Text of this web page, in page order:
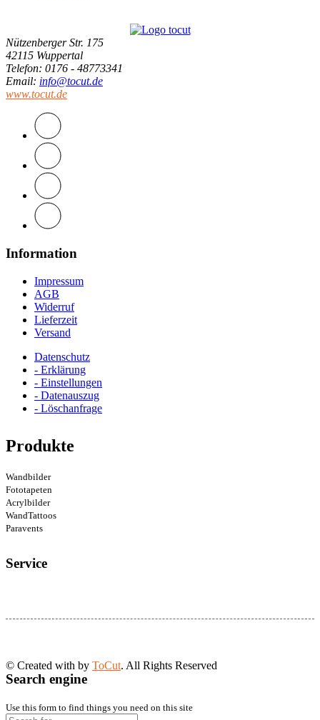
Nützenberger Str. 175
42115 Wuppertal
Telefon: 0176 - 48773341
Email: info@tocut.de
www.tocut.de
Information
Impressum
AGB
Widerruf
Lieferzeit
Versand
Datenschutz
- Erklärung
- Einstellungen
- Datenauszug
- Löschanfrage
Produkte
Wandbilder
Fototapeten
Acrylbilder
WandTattoos
Paravents
Service
© Created with by ToCut. All Rights Reserved
Search engine
Use this form to find things you need on this site